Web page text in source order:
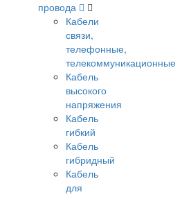
провода
Кабели
связи,
телефонные,
телекоммуникационные
Кабель
высокого
напряжения
Кабель
гибкий
Кабель
гибридный
Кабель
для